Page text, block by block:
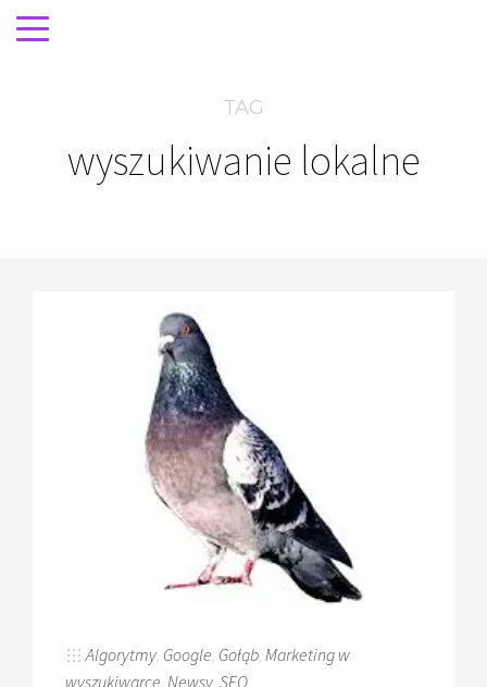
TAG
wyszukiwanie lokalne
Algorytmy, Google, Gołąb, Marketing w
wyszukiwarce, Newsy, SEO